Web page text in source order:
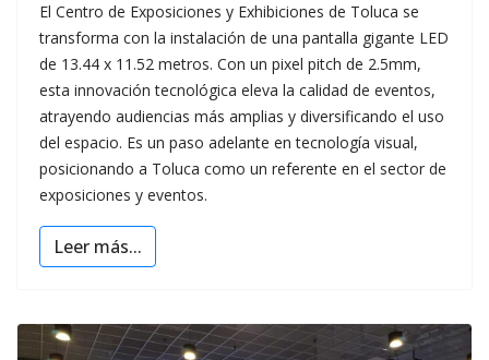
El Centro de Exposiciones y Exhibiciones de Toluca se
transforma con la instalación de una pantalla gigante LED
de 13.44 x 11.52 metros. Con un pixel pitch de 2.5mm,
esta innovación tecnológica eleva la calidad de eventos,
atrayendo audiencias más amplias y diversificando el uso
del espacio. Es un paso adelante en tecnología visual,
posicionando a Toluca como un referente en el sector de
exposiciones y eventos.
Leer más...